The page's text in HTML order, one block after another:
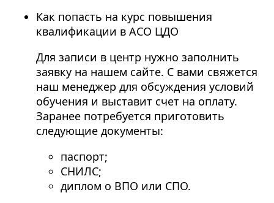
Как попасть на курс повышения
квалификации в АСО ЦДО
Для записи в центр нужно заполнить
заявку на нашем сайте. С вами свяжется
наш менеджер для обсуждения условий
обучения и выставит счет на оплату.
Заранее потребуется приготовить
следующие документы:
паспорт;
СНИЛС;
диплом о ВПО или СПО.